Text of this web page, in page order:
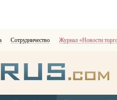
Сотрудничество Журнал «Новости